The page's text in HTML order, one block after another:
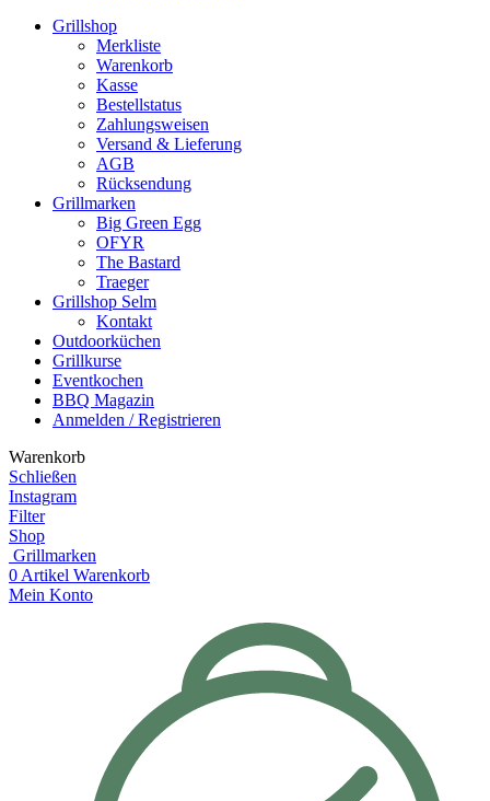
Grillshop
Merkliste
Warenkorb
Kasse
Bestellstatus
Zahlungsweisen
Versand & Lieferung
AGB
Rücksendung
Grillmarken
Big Green Egg
OFYR
The Bastard
Traeger
Grillshop Selm
Kontakt
Outdoorküchen
Grillkurse
Eventkochen
BBQ Magazin
Anmelden / Registrieren
Warenkorb
Schließen
Instagram
Filter
Shop
Grillmarken
0Artikel Warenkorb
Mein Konto